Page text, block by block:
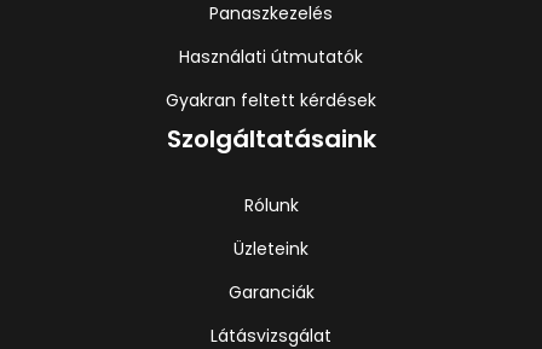
Panaszkezelés
Használati útmutatók
Gyakran feltett kérdések
Szolgáltatásaink
Rólunk
Üzleteink
Garanciák
Látásvizsgálat